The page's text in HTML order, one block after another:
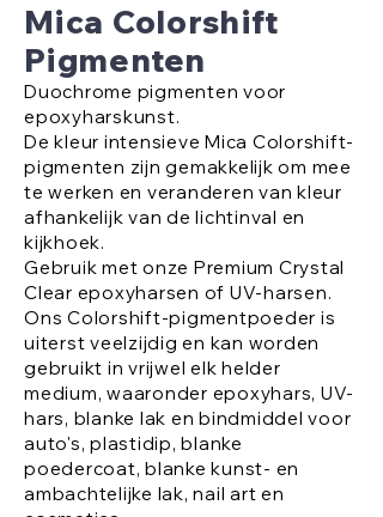
Mica Colorshift
Pigmenten
Duochrome pigmenten voor
epoxyharskunst.
De kleur intensieve Mica Colorshift-
pigmenten zijn gemakkelijk om mee
te werken en veranderen van kleur
afhankelijk van de lichtinval en
kijkhoek.
Gebruik met onze Premium Crystal
Clear epoxyharsen of UV-harsen.
Ons Colorshift-pigmentpoeder is
uiterst veelzijdig en kan worden
gebruikt in vrijwel elk helder
medium, waaronder epoxyhars, UV-
hars, blanke lak en bindmiddel voor
auto's, plastidip, blanke
poedercoat, blanke kunst- en
ambachtelijke lak, nail art en